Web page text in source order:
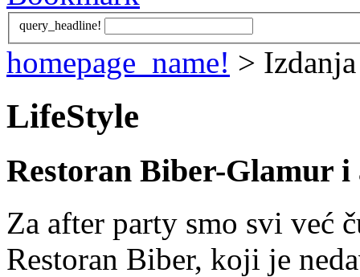
query_headline!
homepage_name! >
LifeStyle
Restoran Biber-Glamur i
Za after party smo svi već
Restoran Biber, koji je